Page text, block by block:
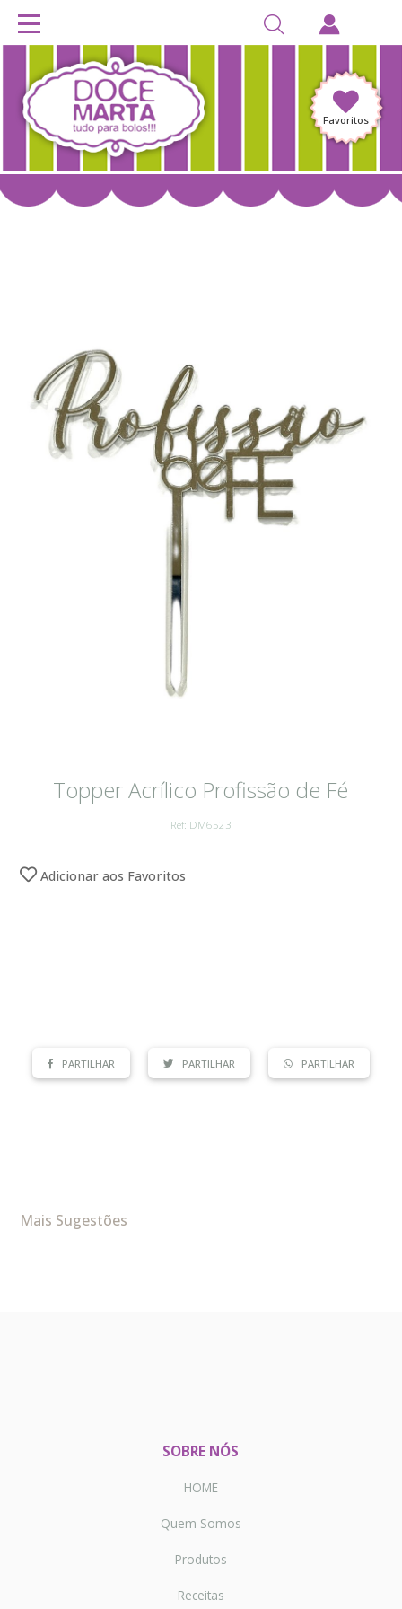
Favoritos
Topper Acrílico Profissão de Fé
Ref: DM6523
Adicionar aos Favoritos
PARTILHAR PARTILHAR PARTILHAR
Mais Sugestões
SOBRE NÓS
HOME
Quem Somos
Produtos
Receitas